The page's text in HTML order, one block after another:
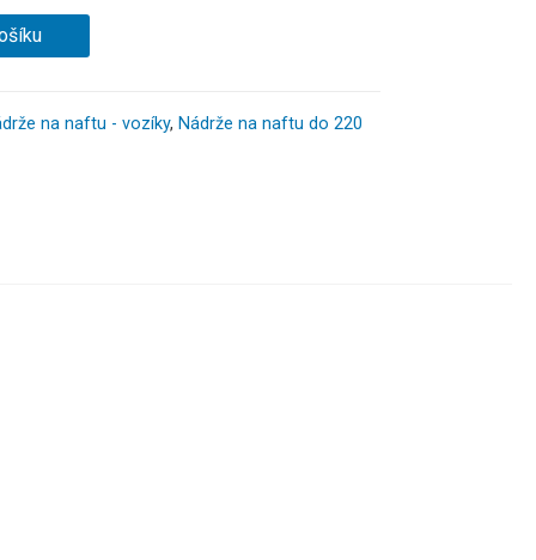
na naftu - vozíky, Nádrže na naftu do 220